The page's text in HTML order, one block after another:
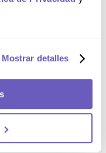
Mostrar detalles
3 mg (equivalente